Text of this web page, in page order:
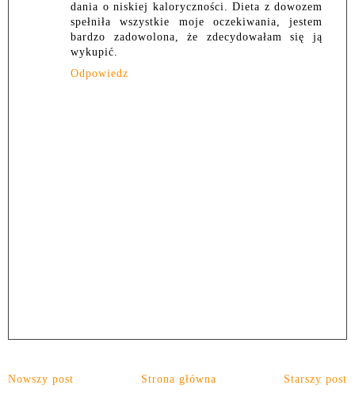
dania o niskiej kaloryczności. Dieta z dowozem
spełniła wszystkie moje oczekiwania, jestem
bardzo zadowolona, że zdecydowałam się ją
wykupić.
Odpowiedz
Nowszy post Starszy post
Strona główna